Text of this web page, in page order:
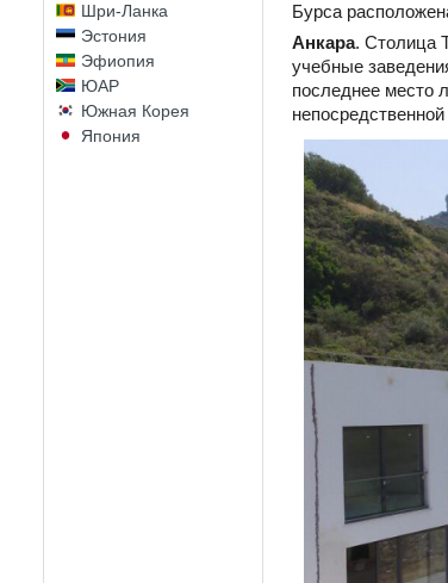
Шри-Ланка
Эстония
Эфиопия
ЮАР
Южная Корея
Япония
Бурса
Анкара. Столица
учебные
последнее место